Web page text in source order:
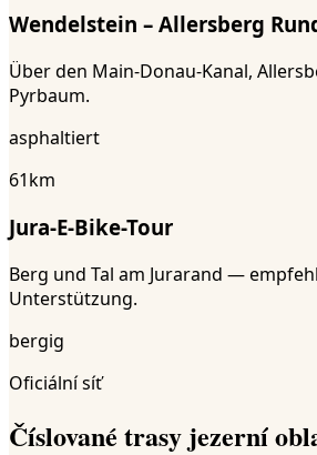
Wendelstein – Allersberg
Über den Main-Donau-Kanal,
Pyrbaum.
asphaltiert
61km
Jura-E-Bike-Tour
Berg und Tal am Jurarand —
Unterstützung.
bergig
Oficiální síť
Číslované trasy jezerní